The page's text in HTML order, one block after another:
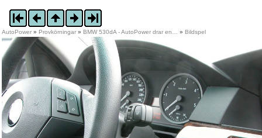
AutoPower » Provkörningar » BMW 530dA - AutoPower drar en… » Bildspel